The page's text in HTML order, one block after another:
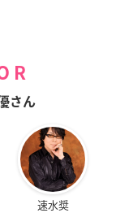
さん
速水奨